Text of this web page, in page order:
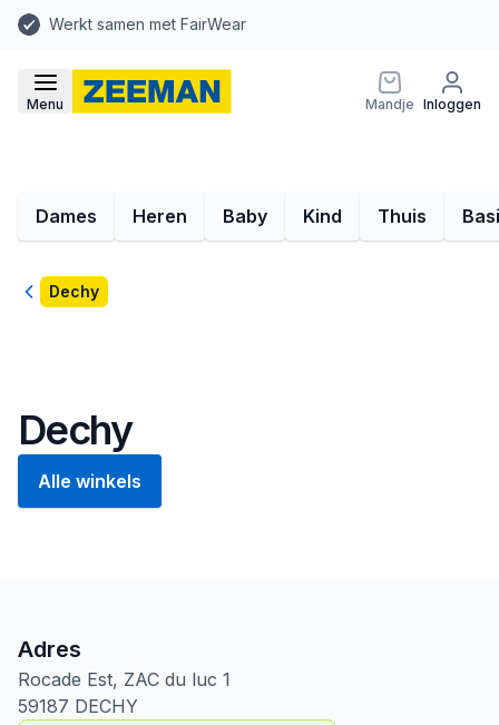
Werkt samen met FairWear
Menu Mandje Inloggen
Dames Heren Baby Kind Thuis
TerugDechy
Dechy
Alle winkels
Adres
Rocade Est, ZAC du luc 1
59187 DECHY